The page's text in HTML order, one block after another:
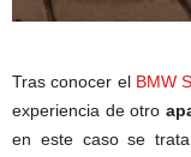
Tras conocer el BMW
experiencia de otro
en este caso se